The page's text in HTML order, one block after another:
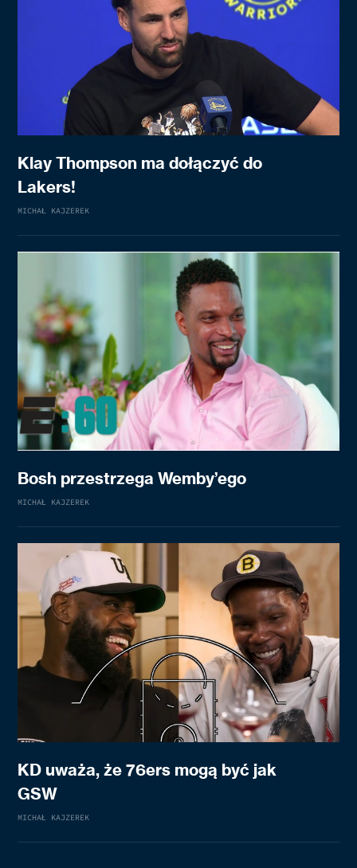
Klay Thompson ma dołączyć do
Lakers!
MICHAŁ KAJZEREK
Bosh przestrzega Wemby’ego
MICHAŁ KAJZEREK
KD uważa, że 76ers mogą być jak
GSW
MICHAŁ KAJZEREK